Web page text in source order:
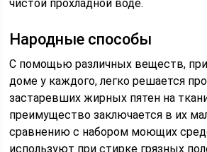
чистой прохладной воде.
Народные способы
С помощью различных веществ,
доме у каждого, легко решается
застаревших жирных пятен на
преимущество заключается в их
сравнению с набором моющих
используют при стирке грязных